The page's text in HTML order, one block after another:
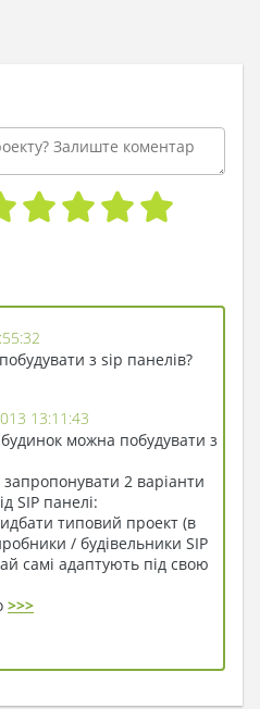
з sip панелів?
13:11:43
можна побудувати з
2 варіанти
SIP панелі:
типовий проект (в
/ будівельники SIP
самі адаптують під свою
>>>